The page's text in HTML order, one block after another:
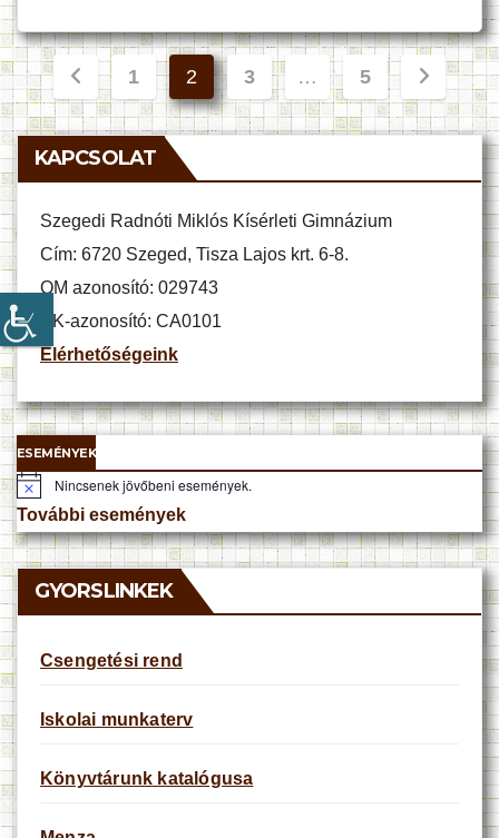
Bejegyzések
lapozása
1 2 3 … 5
KAPCSOLAT
Szegedi Radnóti Miklós Kísérleti Gimnázium
Cím: 6720 Szeged, Tisza Lajos krt. 6-8.
OM azonosító: 029743
KK-azonosító: CA0101
Elérhetőségeink
ESEMÉNYEK
N
o
t
i
c
e
Nincsenek jövőbeni események.
További események
GYORSLINKEK
Csengetési rend
Iskolai munkaterv
Könyvtárunk katalógusa